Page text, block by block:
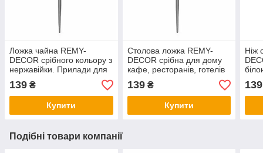
Ложка чайна REMY-
DECOR срібного кольору з
нержавійки. Прилади для
домашнього столу
139 ₴
Купити
Столова ложка REMY-
DECOR срібна для дому
кафе, ресторанів, готелів
139₴
Купити
Ніж
139
Подібні товари компанії